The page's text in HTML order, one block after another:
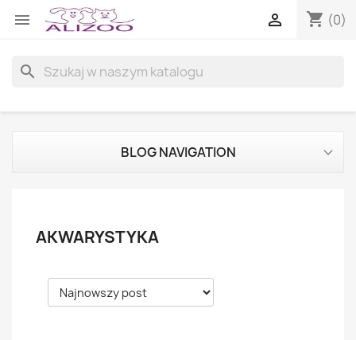
 shopping_cart (0)

search
BLOG NAVIGATION
AKWARYSTYKA